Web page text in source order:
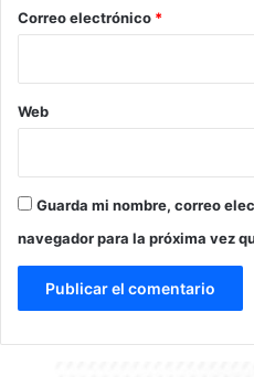
*
Correo electrónico *
Web
Guarda mi nombre, correo
navegador para la próxima vez